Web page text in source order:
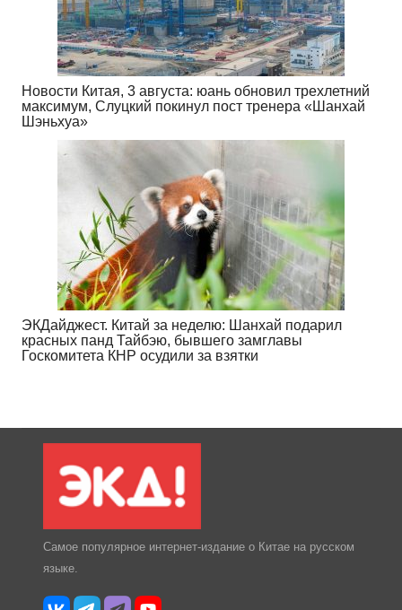
Новости Китая, 3 августа: юань обновил трехлетний
максимум, Слуцкий покинул пост тренера «Шанхай
Шэньхуа»
ЭКДайджест. Китай за неделю: Шанхай подарил
красных панд Тайбэю, бывшего замглавы
Госкомитета КНР осудили за взятки
Самое популярное интернет-издание о Китае на русском
языке.